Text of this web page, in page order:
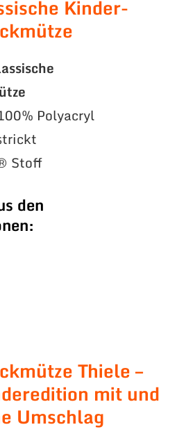
Kinder-
Polyacryl
Stoff
den
Thiele –
mit und
Umschlag